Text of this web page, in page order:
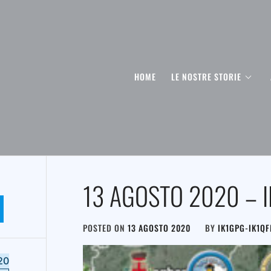
HOME LE NOSTRE STORIE
13 AGOSTO 2020 –
POSTED ON 13 AGOSTO 2020 BY IK1GPG-